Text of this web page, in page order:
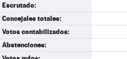
Escrutado:
Concejales totales:
Votos contabilizados:
Abstenciones: